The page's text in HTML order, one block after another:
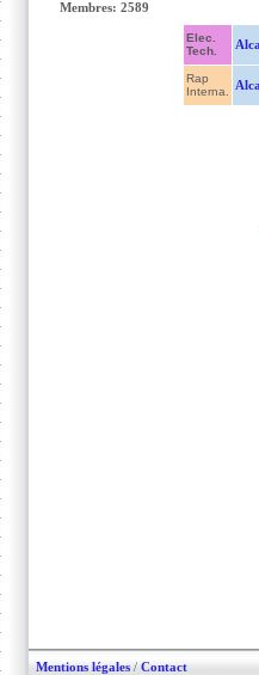
Membres: 2589
Elec.
Tech.
Rap
Interna.
Mentions légales / Contact